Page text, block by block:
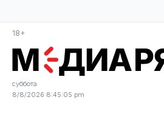
18+
суббота
8/8/2026 8:45:05 pm